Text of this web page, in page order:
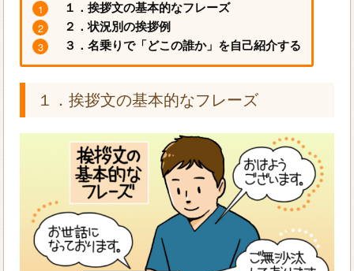
１．挨拶文の基本的なフレーズ
２．状況別の挨拶例
３．名乗りで「どこの誰か」を自己紹介する
１．挨拶文の基本的なフレーズ